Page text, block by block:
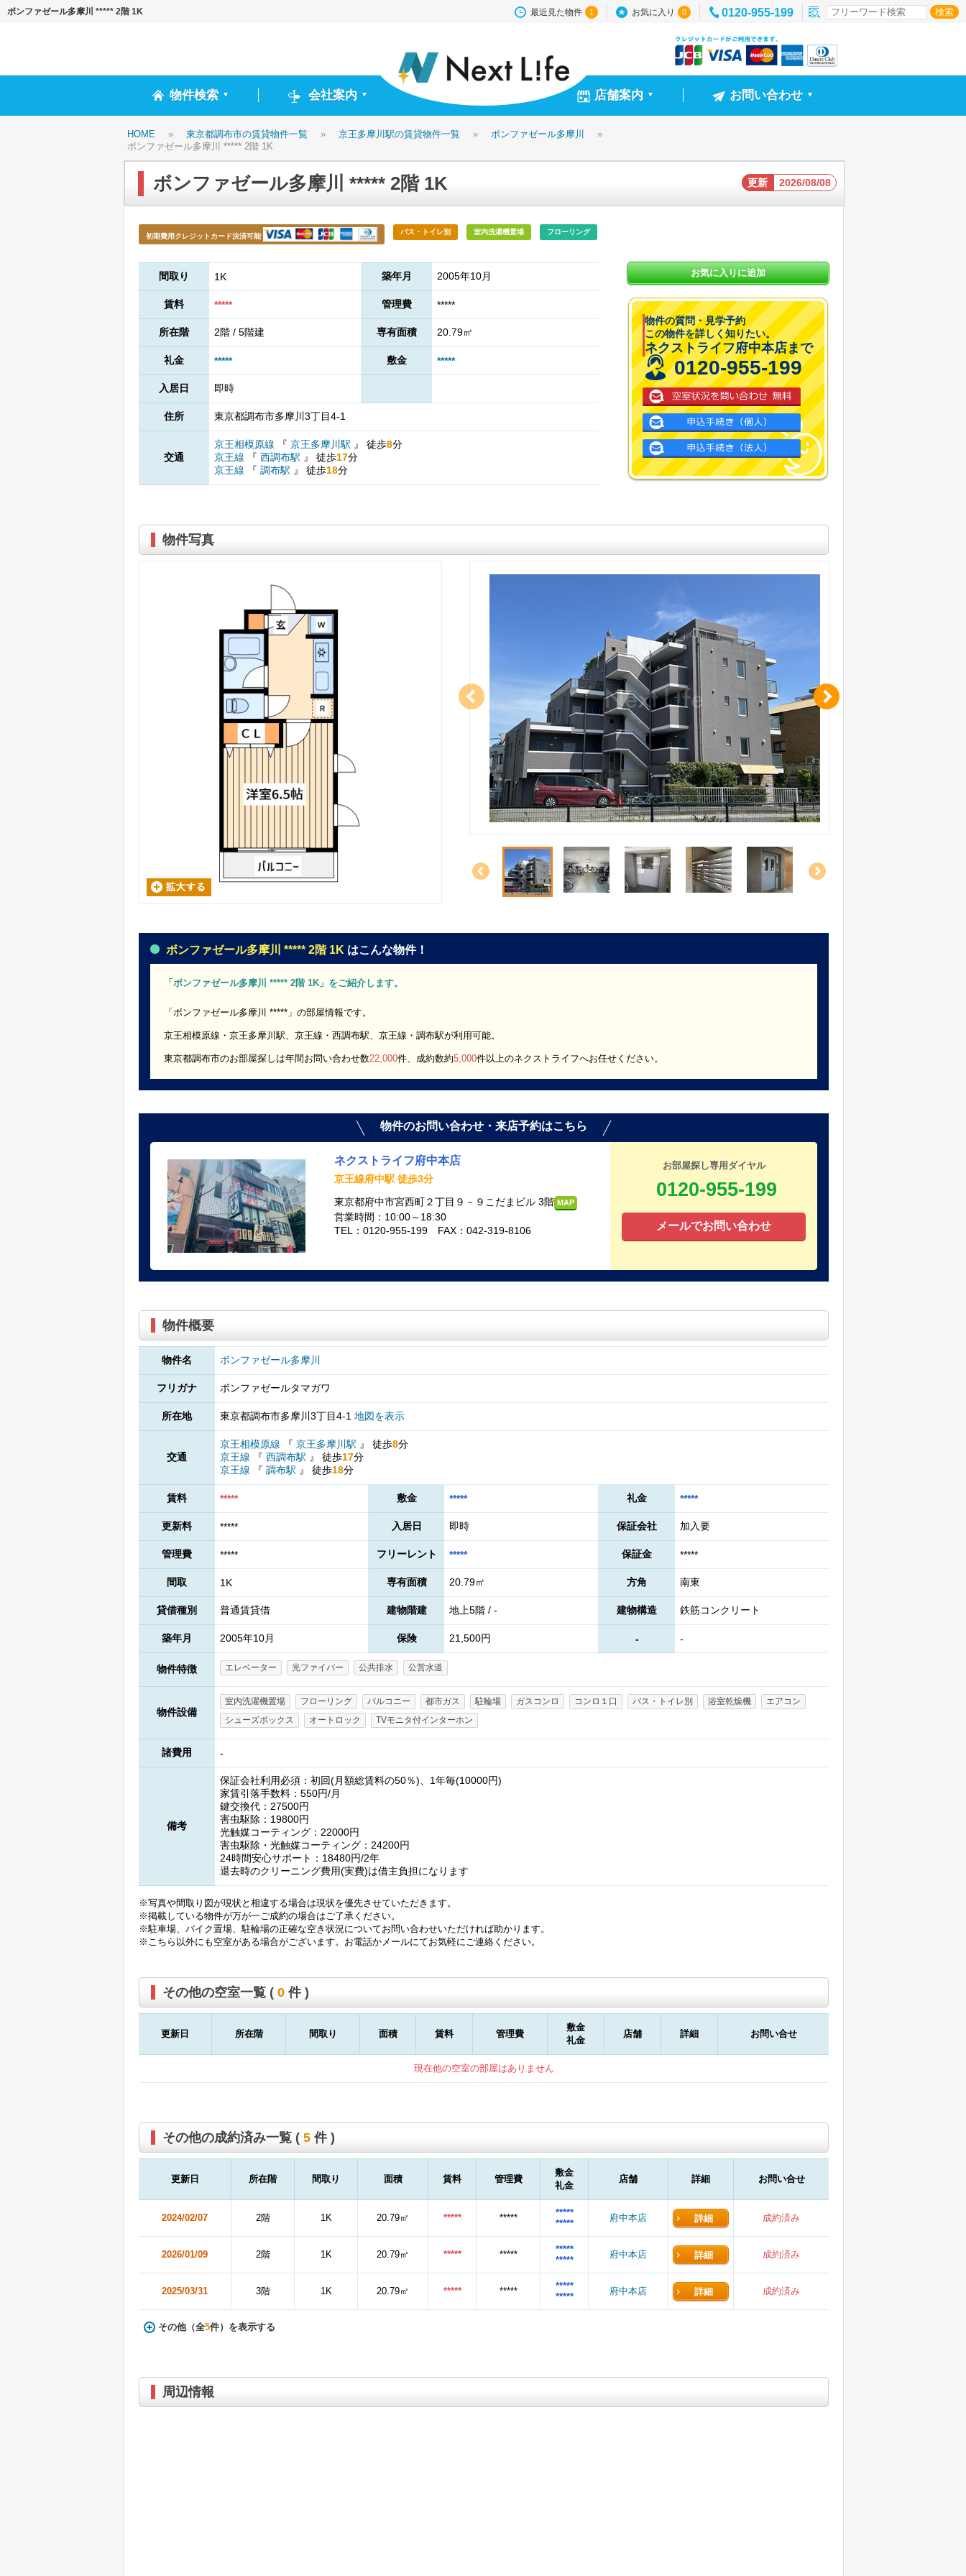
ボンファゼール多摩川 ***** 2階 1K 最近見た物件 1 お気に入り 0 0120-955-199
物件検索 ▼ 会社案内 ▼ 店舗案内 ▼ お問い合わせ ▼
HOME » 東京都調布市の賃貸物件一覧 » 京王多摩川駅の賃貸物件一覧 » ボンファゼール多摩川
»
ボンファゼール多摩川 ***** 2階 1K
ボンファゼール多摩川 ***** 2階 1K 更新 2026/08/08
初期費用クレジットカード決済可能
バス・トイレ別 室内洗濯機置場 フローリング
間取り 1K 築年月 2005年10月
賃料 ***** 管理費 *****
所在階 2階 / 5階建 専有面積 20.79㎡
礼金 ***** 敷金 *****
入居日 即時
住所 東京都調布市多摩川3丁目4-1
交通
京王相模原線 『 京王多摩川駅 』 徒歩8分
京王線
『 西調布駅 』 徒歩17分
京王線
『 調布駅 』 徒歩18分
お気に入りに追加
物件の質問・見学予約
この物件を詳しく知りたい。
ネクストライフ府中本店まで
0120-955-199
物件写真
ボンファゼール多摩川 ***** 2階 1K はこんな物件！
「ボンファゼール多摩川 ***** 2階 1K」をご紹介します。
「ボンファゼール多摩川 *****」の部屋情報です。
京王相模原線・京王多摩川駅、京王線・西調布駅、京王線・調布駅が利用可能。
東京都調布市のお部屋探しは年間お問い合わせ数22,000件、成約数約5,000件以上のネクストライフへお任せください。
物件のお問い合わせ・来店予約はこちら
ネクストライフ府中本店
京王線府中駅 徒歩3分
東京都府中市宮西町２丁目９－９こだまビル 3階 MAP
営業時間：10:00～18:30
TEL：0120-955-199 FAX：042-319-8106
お部屋探し専用ダイヤル
0120-955-199
メールでお問い合わせ
物件概要
物件名 ボンファゼール多摩川
フリガナ ボンファゼールタマガワ
所在地 東京都調布市多摩川3丁目4-1 地図を表示
交通
京王相模原線 『 京王多摩川駅 』 徒歩8分
京王線
『 西調布駅 』 徒歩17分
京王線
『 調布駅 』 徒歩18分
賃料 ***** 敷金 ***** 礼金 *****
更新料 ***** 入居日 即時 保証会社 加入要
管理費 ***** フリーレント ***** 保証金 *****
間取 1K 専有面積 20.79㎡ 方角 南東
貸借種別 普通賃貸借 建物階建 地上5階 / - 建物構造 鉄筋コンクリート
築年月 2005年10月 保険 21,500円 - -
物件特徴 エレベーター 光ファイバー 公共排水 公営水道
物件設備
室内洗濯機置場 フローリング バルコニー 都市ガス 駐輪場 ガスコンロ コンロ１口 バス・トイレ別 浴室乾燥機
エアコン
シューズボックス
オートロック TVモニタ付インターホン
諸費用 -
備考
保証会社利用必須：初回(月額総賃料の50％)、1年毎(10000円)
家賃引落手数料：550円/月
鍵交換代：27500円
害虫駆除：19800円
光触媒コーティング：22000円
害虫駆除・光触媒コーティング：24200円
24時間安心サポート：18480円/2年
退去時のクリーニング費用(実費)は借主負担になります
※写真や間取り図が現状と相違する場合は現状を優先させていただきます。
※掲載している物件が万が一ご成約の場合はご了承ください。
※駐車場、バイク置場、駐輪場の正確な空き状況についてお問い合わせいただければ助かります。
※こちら以外にも空室がある場合がございます。お電話かメールにてお気軽にご連絡ください。
その他の空室一覧 ( 0 件 )
更新日 所在階 間取り 面積 賃料 管理費
敷金
礼金
店舗 詳細 お問い合せ
現在他の空室の部屋はありません
その他の成約済み一覧 ( 5 件 )
更新日 所在階 間取り 面積 賃料 管理費
敷金
礼金
店舗 詳細 お問い合せ
2024/02/07 2階 1K 20.79㎡ ***** *****
*****
*****
府中本店 詳細 成約済み
2026/01/09 2階 1K 20.79㎡ ***** *****
*****
*****
府中本店 詳細 成約済み
2025/03/31 3階 1K 20.79㎡ ***** *****
*****
*****
府中本店 詳細 成約済み
その他（全5件）を表示する
周辺情報